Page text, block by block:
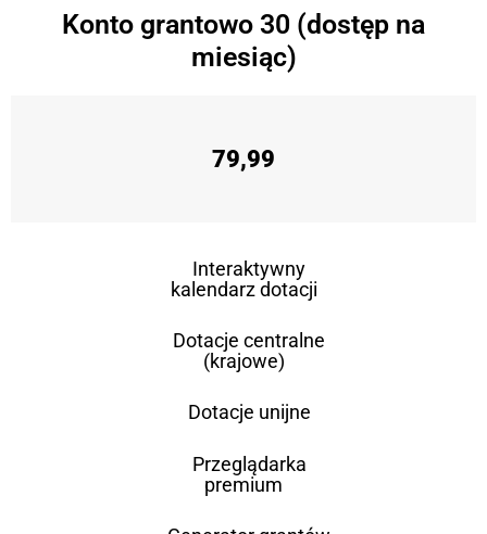
Konto grantowo 30 (dostęp na
miesiąc)
79,99
Interaktywny
kalendarz dotacji
Dotacje centralne
(krajowe)
Dotacje unijne
Przeglądarka
premium